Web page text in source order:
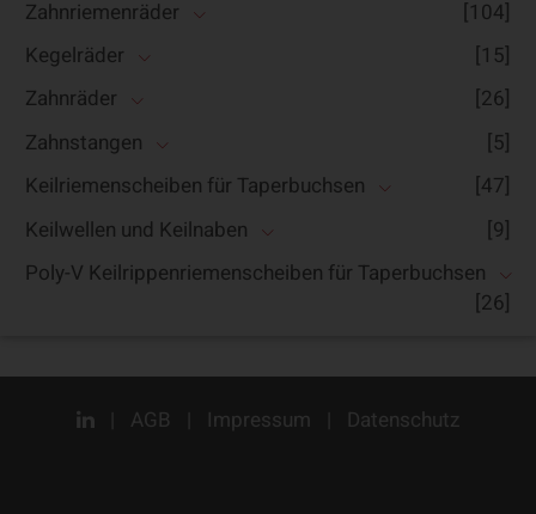
Zahnriemenräder
[104]
Kegelräder
[15]
Zahnräder
[26]
Zahnstangen
[5]
Keilriemenscheiben für Taperbuchsen
[47]
Keilwellen und Keilnaben
[9]
Poly-V Keilrippenriemenscheiben für Taperbuchsen
[26]
AGB Impressum Datenschutz